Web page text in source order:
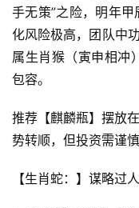
手无策”之险，明年
化风险极高，团队中
属生肖猴（寅申相冲
包容。
推荐【麒麟瓶】摆放
势转顺，但投资需谨
【生肖蛇：】谋略过